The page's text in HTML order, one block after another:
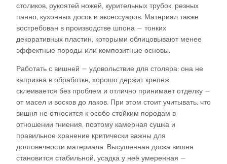
столиков, рукоятей ножей, курительных трубок, резных
панно, кухонных досок и аксессуаров. Материал также
востребован в производстве шпона — тонких
декоративных пластин, которыми облицовывают менее
эффектные породы или композитные основы.​
Работать с вишней — удовольствие для столяра: она не
капризна в обработке, хорошо держит крепеж,
склеивается без проблем и отлично принимает отделку —
от масел и восков до лаков. При этом стоит учитывать, что
вишня не относится к особо стойким породам в
отношении гниения, поэтому камерная сушка и
правильное хранение критически важны для
долговечности материала. Высушенная доска вишня
становится стабильной, усадка у неё умеренная —